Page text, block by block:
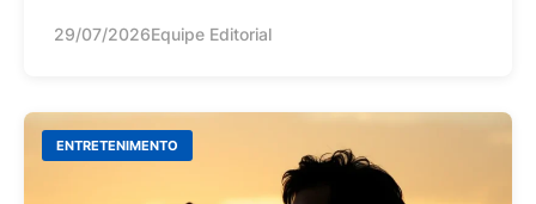
29/07/2026Equipe Editorial
ENTRETENIMENTO